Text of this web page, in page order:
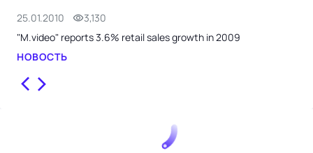
25.01.2010
3,130
"M.video" reports 3.6% retail sales growth in 2009
НОВОСТЬ